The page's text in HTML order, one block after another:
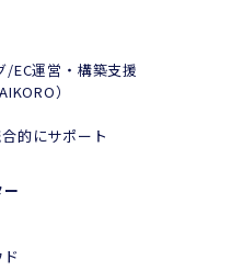
EC運営・構築支援
）
的にサポート